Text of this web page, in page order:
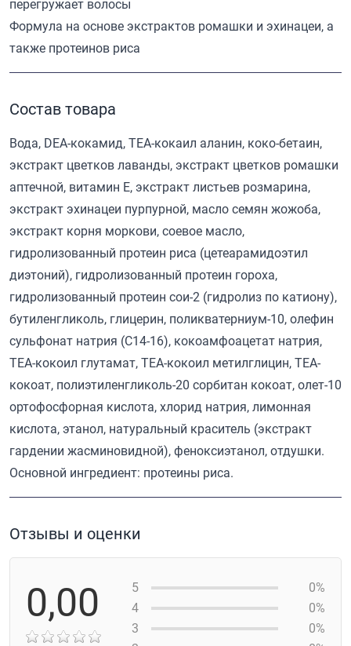
перегружает волосы
Формула на основе экстрактов ромашки и эхинацеи, а
также протеинов риса
Состав товара
Вода, DEA-кокамид, ТЕА-кокаил аланин, коко-бетаин,
экстракт цветков лаванды, экстракт цветков ромашки
аптечной, витамин Е, экстракт листьев розмарина,
экстракт эхинацеи пурпурной, масло семян жожоба,
экстракт корня моркови, соевое масло,
гидролизованный протеин риса (цетеарамидоэтил
диэтоний), гидролизованный протеин гороха,
гидролизованный протеин сои-2 (гидролиз по катиону),
бутиленгликоль, глицерин, поликватерниум-10, олефин
сульфонат натрия (C14-16), кокоамфоацетат натрия,
ТЕА-кокоил глутамат, TEA-кокоил метилглицин, ТЕА-
кокоат, полиэтиленгликоль-20 сорбитан кокоат, олет-10
ортофосфорная кислота, хлорид натрия, лимонная
кислота, этанол, натуральный краситель (экстракт
гардении жасминовидной), феноксиэтанол, отдушки.
Основной ингредиент: протеины риса.
Отзывы и оценки
0,00 5
0%
4
0%
3
0%